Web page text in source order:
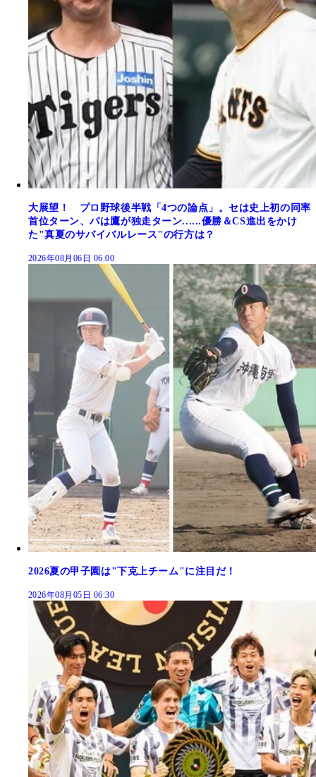
大展望！ プロ野球後半戦「4つの論点」。セは史上初の同率
首位ターン、パは鷹が独走ターン......優勝＆CS進出をかけ
た"真夏のサバイバルレース"の行方は？
2026年08月06日 06:00
2026夏の甲子園は"下克上チーム"に注目だ！
2026年08月05日 06:30